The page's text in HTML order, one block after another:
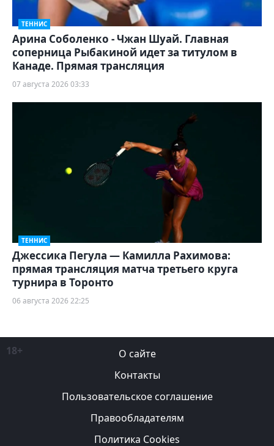
ТЕННИС
Арина Соболенко - Чжан Шуай. Главная
соперница Рыбакиной идет за титулом в
Канаде. Прямая трансляция
07 августа 2026 03:33
ТЕННИС
Джессика Пегула — Камилла Рахимова:
прямая трансляция матча третьего круга
турнира в Торонто
06 августа 2026 22:25
18+
О сайте
Контакты
Пользовательское соглашение
Правообладателям
Политика Cookies